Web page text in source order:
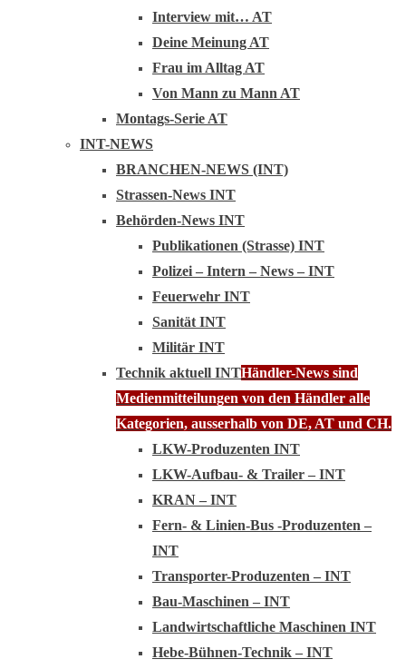
Interview mit… AT
Deine Meinung AT
Frau im Alltag AT
Von Mann zu Mann AT
Montags-Serie AT
INT-NEWS
BRANCHEN-NEWS (INT)
Strassen-News INT
Behörden-News INT
Publikationen (Strasse) INT
Polizei – Intern – News – INT
Feuerwehr INT
Sanität INT
Militär INT
Technik aktuell INTHändler-News sind
Medienmitteilungen von den Händler alle
Kategorien, ausserhalb von DE, AT und CH.
LKW-Produzenten INT
LKW-Aufbau- & Trailer – INT
KRAN – INT
Fern- & Linien-Bus -Produzenten –
INT
Transporter-Produzenten – INT
Bau-Maschinen – INT
Landwirtschaftliche Maschinen INT
Hebe-Bühnen-Technik – INT